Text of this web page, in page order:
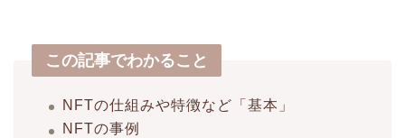
この記事でわかること
NFTの仕組みや特徴など「基本」
NFTの事例